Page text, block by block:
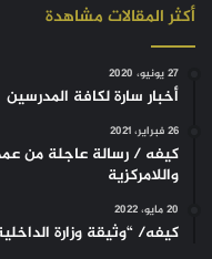
أكثر المقالات مشاهدة
27 يونيو، 2020
أخبار سارة لكافة المدرسين
26 فبراير، 2021
كيفه / رسالة عاجلة من
واللامركزية
20 مايو، 2022
كيفه/ “وثيقة وزارة